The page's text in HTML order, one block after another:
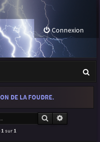
Connexion
e
DE LA FOUDRE.
Rechercher
1 sur 1